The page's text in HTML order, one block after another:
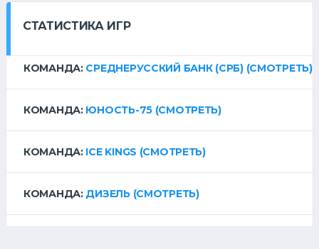
СТАТИСТИКА ИГР
КОМАНДА: СРЕДНЕРУССКИЙ БАНК (СРБ) (СМОТРЕТЬ)
КОМАНДА: ЮНОСТЬ-75 (СМОТРЕТЬ)
КОМАНДА: ICE KINGS (СМОТРЕТЬ)
КОМАНДА: ДИЗЕЛЬ (СМОТРЕТЬ)